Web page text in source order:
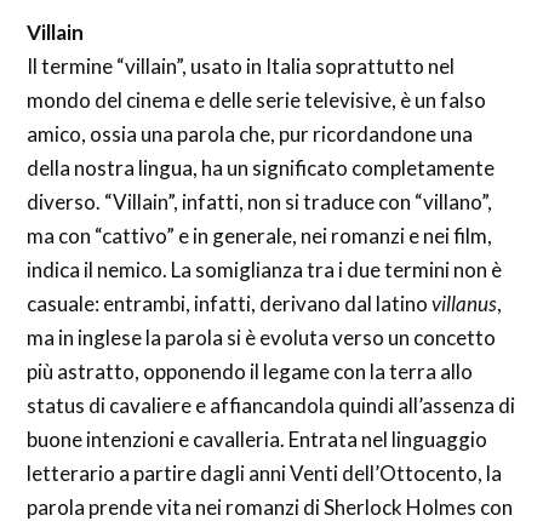
Villain
Il termine “villain”, usato in Italia soprattutto nel
mondo del cinema e delle serie televisive, è un falso
amico, ossia una parola che, pur ricordandone una
della nostra lingua, ha un significato completamente
diverso. “Villain”, infatti, non si traduce con “villano”,
ma con “cattivo” e in generale, nei romanzi e nei film,
indica il nemico. La somiglianza tra i due termini non è
casuale: entrambi, infatti, derivano dal latinovillanus,
ma in inglese la parola si è evoluta verso un concetto
più astratto, opponendo il legame con la terra allo
status di cavaliere e affiancandola quindi all’assenza di
buone intenzioni e cavalleria. Entrata nel linguaggio
letterario a partire dagli anni Venti dell’Ottocento, la
parola prende vita nei romanzi di Sherlock Holmes con